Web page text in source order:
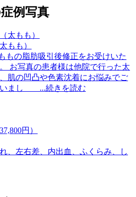
例写真
もも）
もの脂肪吸引後修正をお受けいた
お写真の患者様は他院で行った太
肌の凹凸や色素沈着にお悩みでご
いまし ...続きを読む
円）
、左右差、内出血、ふくらみ、し